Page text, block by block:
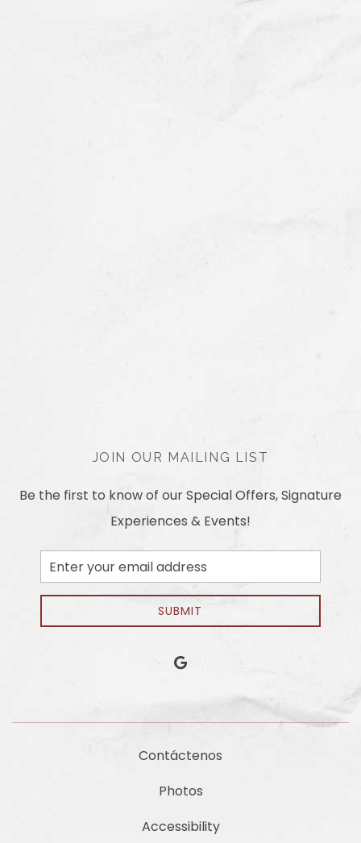
JOIN OUR MAILING LIST
Be the first to know of our Special Offers, Signature
Experiences & Events!
Email
Address
SUBMIT
google
Contáctenos
Photos
Accessibility